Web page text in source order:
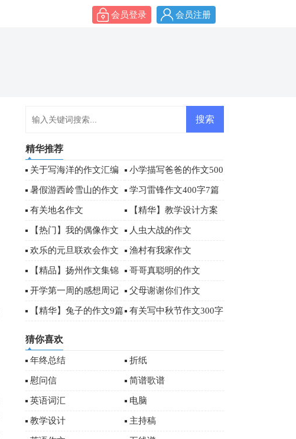
会员登录 会员注册
精华推荐
关于写海洋的作文汇编
八篇
小学描写爸爸的作文500
字四篇
暑假游西岭雪山的作文 学习雷锋作文400字7篇
有关地名作文 【精华】教学设计方案
模板汇总七篇
【热门】我的偶像作文
500字4篇
人虫大战的作文
欢乐的元旦联欢会作文
500字
渔村有我家作文
【精品】扬州作文集锦
八篇
哥哥真聪明的作文
开学第一周的感想周记
600字
父母谢谢你们作文
【精华】兔子的作文9篇 有关写中秋节作文300字
猜你喜欢
年终总结 折纸
慰问信 简谱歌谱
英语词汇 电脑
教学设计 主持稿